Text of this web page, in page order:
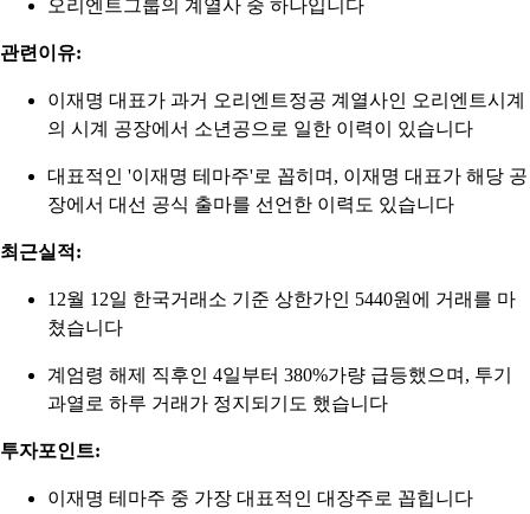
오리엔트그룹의 계열사 중 하나입니다
관련이유:
이재명 대표가 과거 오리엔트정공 계열사인 오리엔트시계
의 시계 공장에서 소년공으로 일한 이력이 있습니다
대표적인 '이재명 테마주'로 꼽히며, 이재명 대표가 해당 공
장에서 대선 공식 출마를 선언한 이력도 있습니다
최근실적:
12월 12일 한국거래소 기준 상한가인 5440원에 거래를 마
쳤습니다
계엄령 해제 직후인 4일부터 380%가량 급등했으며, 투기
과열로 하루 거래가 정지되기도 했습니다
투자포인트:
이재명 테마주 중 가장 대표적인 대장주로 꼽힙니다